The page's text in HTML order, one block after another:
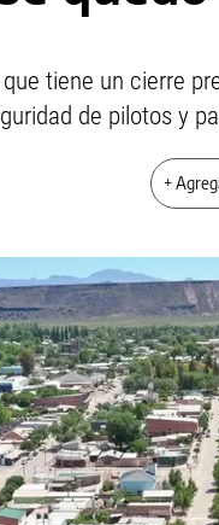
tiene un cierre
de pilotos y
+